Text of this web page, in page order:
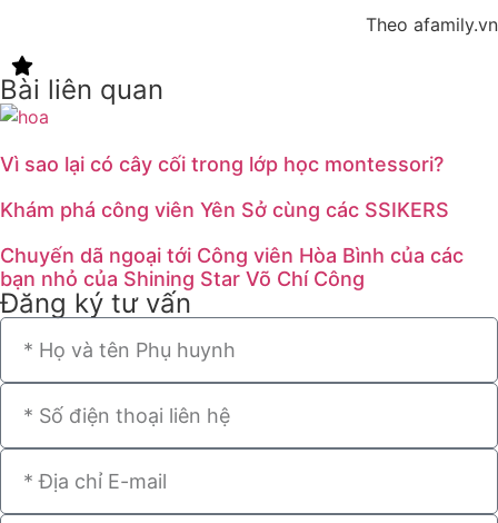
Theo afamily.vn
Bài liên quan
Vì sao lại có cây cối trong lớp học montessori?
Khám phá công viên Yên Sở cùng các SSIKERS
Chuyến dã ngoại tới Công viên Hòa Bình của các
bạn nhỏ của Shining Star Võ Chí Công
Đăng ký tư vấn